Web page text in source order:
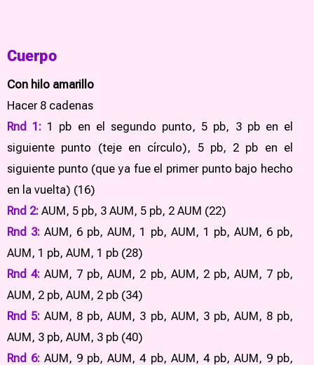
Cuerpo
Con hilo amarillo
Hacer 8 cadenas
Rnd 1: 1 pb en el segundo punto, 5 pb, 3 pb en el
siguiente punto (teje en círculo), 5 pb, 2 pb en el
siguiente punto (que ya fue el primer punto bajo hecho
en la vuelta) (16)
Rnd 2: AUM, 5 pb, 3 AUM, 5 pb, 2 AUM (22)
Rnd 3: AUM, 6 pb, AUM, 1 pb, AUM, 1 pb, AUM, 6 pb,
AUM, 1 pb, AUM, 1 pb (28)
Rnd 4: AUM, 7 pb, AUM, 2 pb, AUM, 2 pb, AUM, 7 pb,
AUM, 2 pb, AUM, 2 pb (34)
Rnd 5: AUM, 8 pb, AUM, 3 pb, AUM, 3 pb, AUM, 8 pb,
AUM, 3 pb, AUM, 3 pb (40)
Rnd 6: AUM, 9 pb, AUM, 4 pb, AUM, 4 pb, AUM, 9 pb,